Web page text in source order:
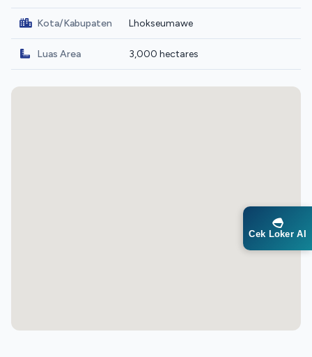
Kota/Kabupaten Lhokseumawe
Luas Area 3,000 hectares
Cek Loker AI